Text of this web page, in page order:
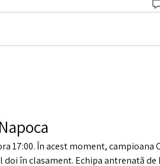
17:00. În acest moment, campioana
doi în clasament. Echipa antrenată de